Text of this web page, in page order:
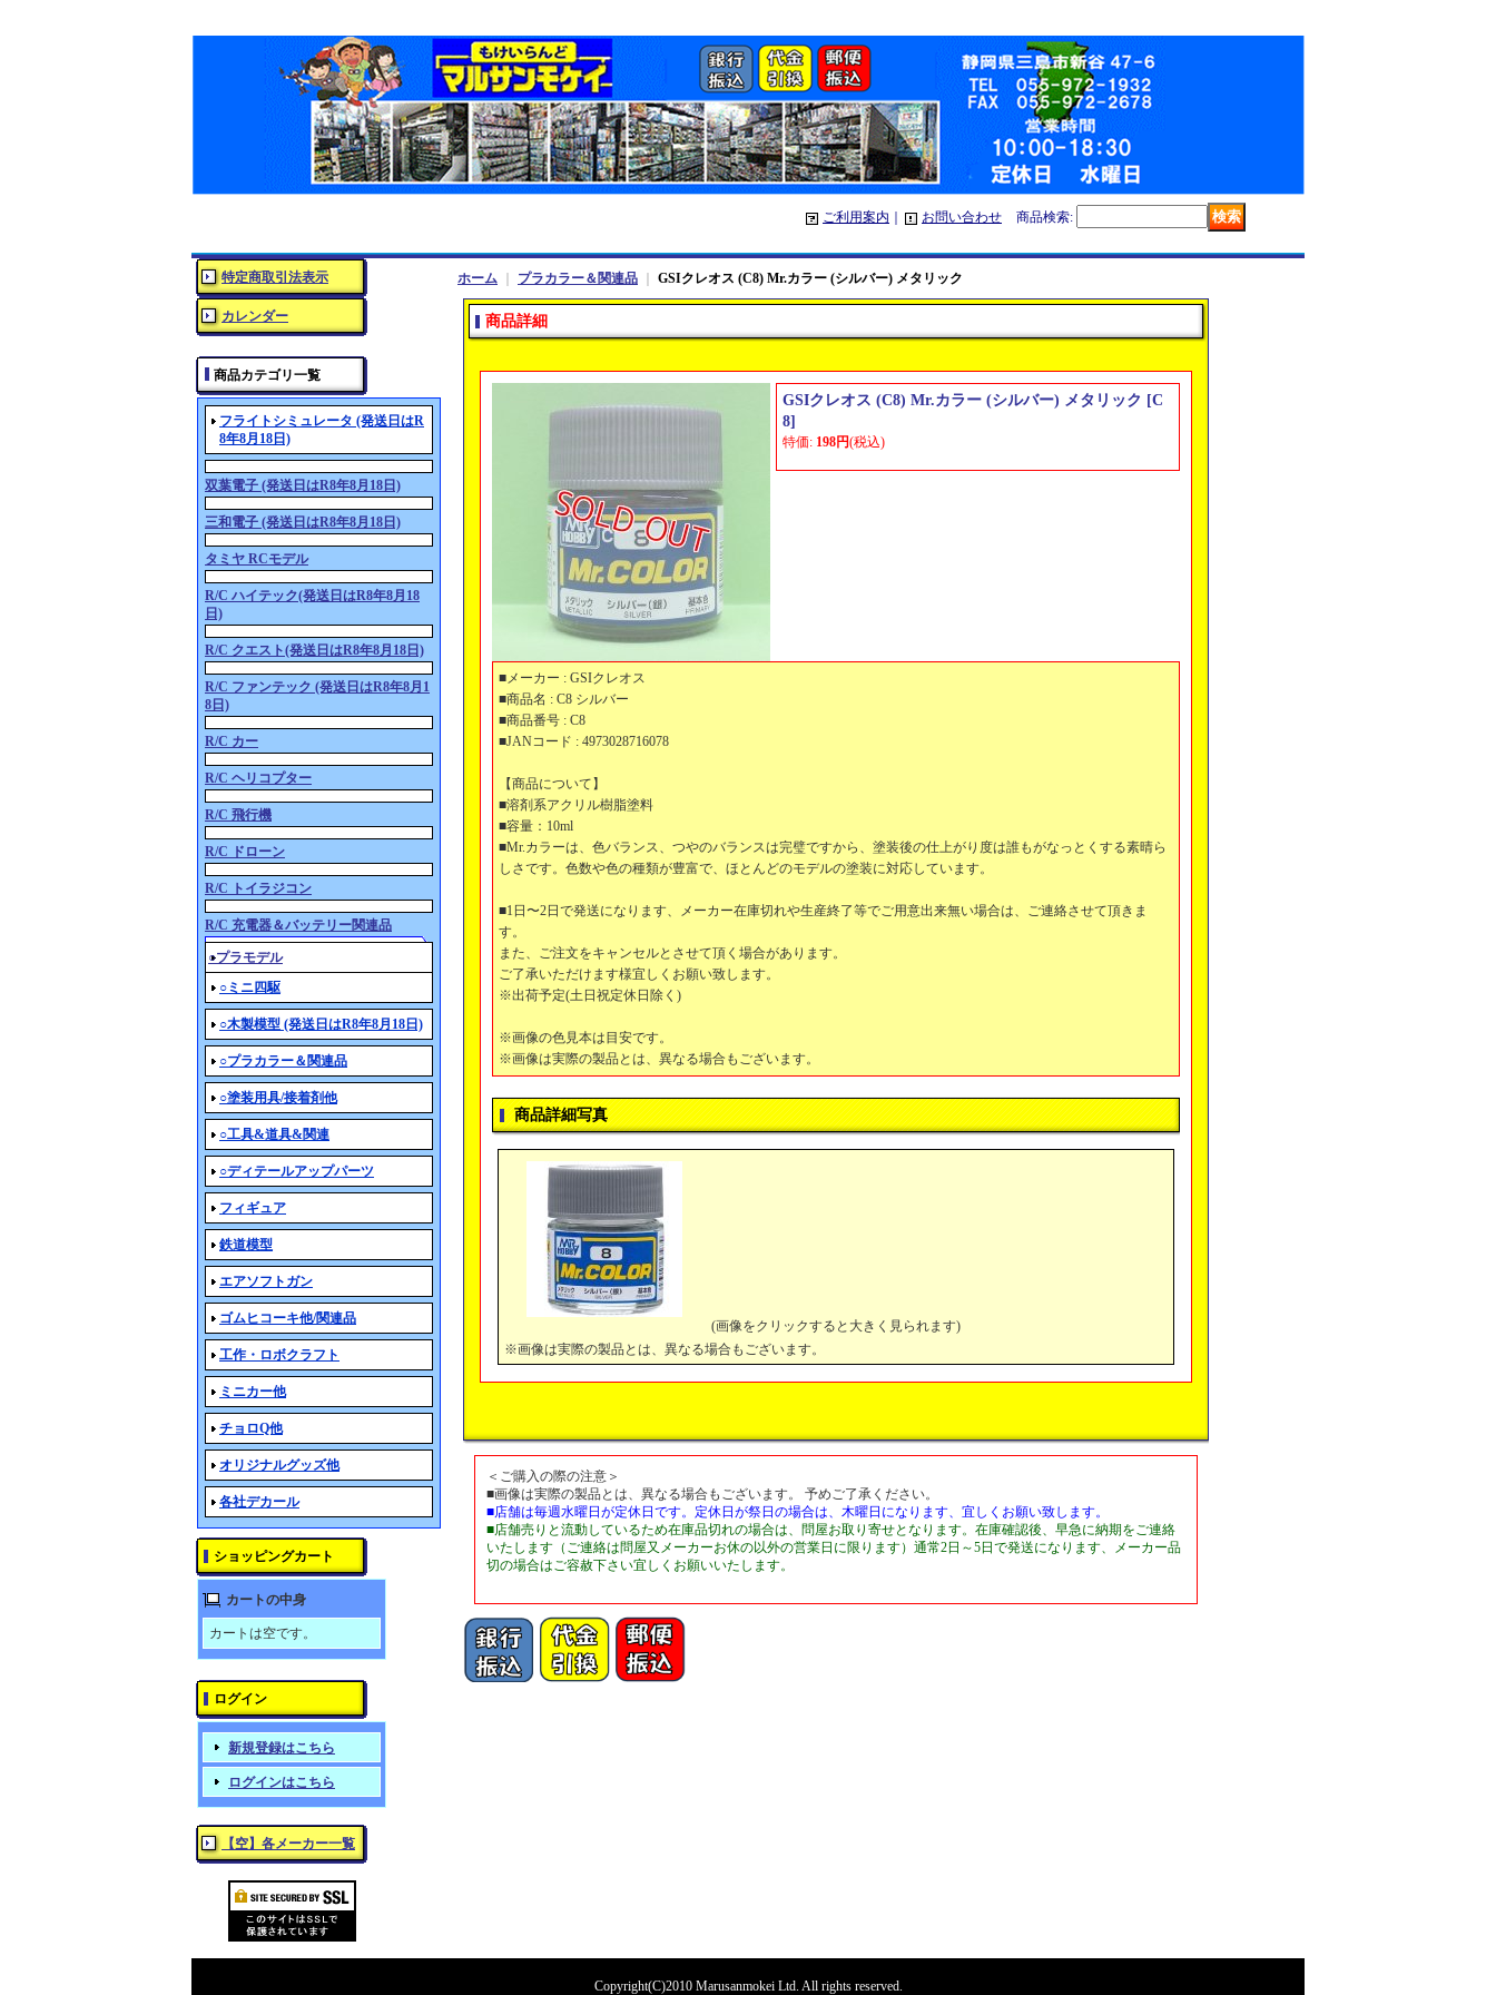
ご利用案内 お問い合わせ 商品検索:
特定商取引法表示
カレンダー
商品カテゴリ一覧
フライトシミュレータ (発送日はR
8年8月18日)
双葉電子 (発送日はR8年8月18日)
三和電子 (発送日はR8年8月18日)
タミヤ RCモデル
R/C ハイテック(発送日はR8年8月18
日)
R/C クエスト(発送日はR8年8月18日)
R/C ファンテック (発送日はR8年8月1
8日)
R/C カー
R/C ヘリコプター
R/C 飛行機
R/C ドローン
R/C トイラジコン
R/C 充電器＆バッテリー関連品
○プラモデル
○ミニ四駆
○木製模型 (発送日はR8年8月18日)
○プラカラー＆関連品
○塗装用具/接着剤他
○工具&道具&関連
○ディテールアップパーツ
フィギュア
鉄道模型
エアソフトガン
ゴムヒコーキ他/関連品
工作・ロボクラフト
ミニカー他
チョロQ他
オリジナルグッズ他
各社デカール
ショッピングカート
カートの中身
カートは空です。
ログイン
新規登録はこちら
ログインはこちら
【空】各メーカー一覧
ホーム プラカラー＆関連品 GSIクレオス (C8) Mr.カラー (シルバー) メタリック
商品詳細
GSIクレオス (C8) Mr.カラー (シルバー) メタリック [C
8]
特価: 198円(税込)
■メーカー : GSIクレオス
■商品名 : C8 シルバー
■商品番号 : C8
■JANコード : 4973028716078
【商品について】
■溶剤系アクリル樹脂塗料
■容量：10ml
■Mr.カラーは、色バランス、つやのバランスは完璧ですから、塗装後の仕上がり度は誰もがなっとくする素晴ら
しさです。色数や色の種類が豊富で、ほとんどのモデルの塗装に対応しています。
■1日〜2日で発送になります、メーカー在庫切れや生産終了等でご用意出来無い場合は、ご連絡させて頂きま
す。
また、ご注文をキャンセルとさせて頂く場合があります。
ご了承いただけます様宜しくお願い致します。
※出荷予定(土日祝定休日除く)
※画像の色見本は目安です。
※画像は実際の製品とは、異なる場合もございます。
商品詳細写真
(画像をクリックすると大きく見られます)
※画像は実際の製品とは、異なる場合もございます。
＜ご購入の際の注意＞
■画像は実際の製品とは、異なる場合もございます。 予めご了承ください。
■店舗は毎週水曜日が定休日です。定休日が祭日の場合は、木曜日になります、宜しくお願い致します。
■店舗売りと流動しているため在庫品切れの場合は、問屋お取り寄せとなります。在庫確認後、早急に納期をご連絡
いたします（ご連絡は問屋又メーカーお休の以外の営業日に限ります）通常2日～5日で発送になります、メーカー品
切の場合はご容赦下さい宜しくお願いいたします。
Copyright(C)2010 Marusanmokei Ltd. All rights reserved.